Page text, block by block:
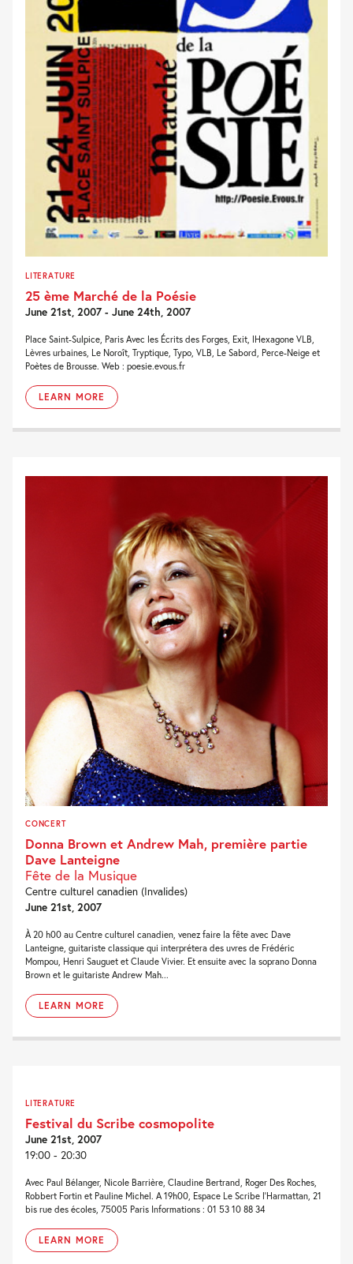
LITERATURE
25 ème Marché de la Poésie
June 21st, 2007 - June 24th, 2007
Place Saint-Sulpice, Paris Avec les Écrits des Forges, Exit, lHexagone VLB,
Lèvres urbaines, Le Noroît, Tryptique, Typo, VLB, Le Sabord, Perce-Neige et
Poètes de Brousse. Web : poesie.evous.fr
LEARN MORE
CONCERT
Donna Brown et Andrew Mah, première partie
Dave Lanteigne
Fête de la Musique
Centre culturel canadien (Invalides)
June 21st, 2007
À 20 h00 au Centre culturel canadien, venez faire la fête avec Dave
Lanteigne, guitariste classique qui interprétera des uvres de Frédéric
Mompou, Henri Sauguet et Claude Vivier. Et ensuite avec la soprano Donna
Brown et le guitariste Andrew Mah...
LEARN MORE
LITERATURE
Festival du Scribe cosmopolite
June 21st, 2007
19:00 - 20:30
Avec Paul Bélanger, Nicole Barrière, Claudine Bertrand, Roger Des Roches,
Robbert Fortin et Pauline Michel. A 19h00, Espace Le Scribe l'Harmattan, 21
bis rue des écoles, 75005 Paris Informations : 01 53 10 88 34
LEARN MORE